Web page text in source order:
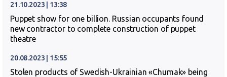
21.10.2023 | 13:38
Puppet show for one billion. Russian occupants found
new contractor to complete construction of puppet
theatre
20.08.2023 | 15:55
Stolen products of Swedish-Ukrainian «Chumak» being